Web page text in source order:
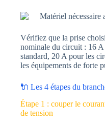
Vérifiez que la prise
nominale du circuit : 16
standard, 20 A pour les
les équipements de forte
🔌 Les 4 étapes du
Étape 1 : couper le
de tension